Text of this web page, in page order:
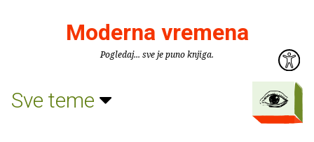
Moderna vremena
Pogledaj... sve je puno knjiga.
Sve teme